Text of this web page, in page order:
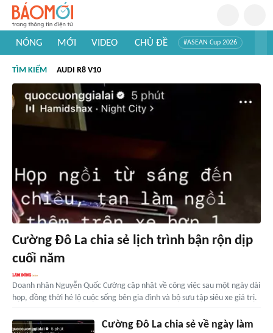
NÓNG MỚI VIDEO CHỦ ĐỀ #ASEAN Cup 2026
#Khám phá thế giới
TÌM KIẾM AUDI R8 V10
Cường Đô La chia sẻ lịch trình bận rộn dịp
cuối năm
Doanh nhân Nguyễn Quốc Cường cập nhật về công việc sau một ngày dài
họp, đồng thời hé lộ cuộc sống bên gia đình và bộ sưu tập siêu xe giá trị.
Cường Đô La chia sẻ về ngày làm